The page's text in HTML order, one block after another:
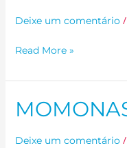
Deixe um comentário /
MASTER
Read More »
Deixe um comentário /
MOMONAS
vs
CATUTI